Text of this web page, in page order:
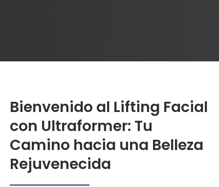
Bienvenido al Lifting Facial
con Ultraformer: Tu
Camino hacia una Belleza
Rejuvenecida